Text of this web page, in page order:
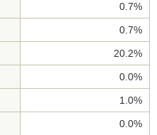
0.7%
0.7%
20.2%
0.0%
1.0%
0.0%